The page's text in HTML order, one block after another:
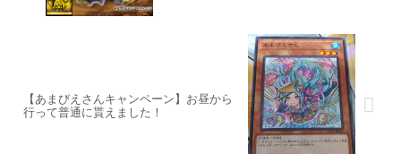
【あまびえさんキャンペーン】お昼から
行って普通に貰えました！